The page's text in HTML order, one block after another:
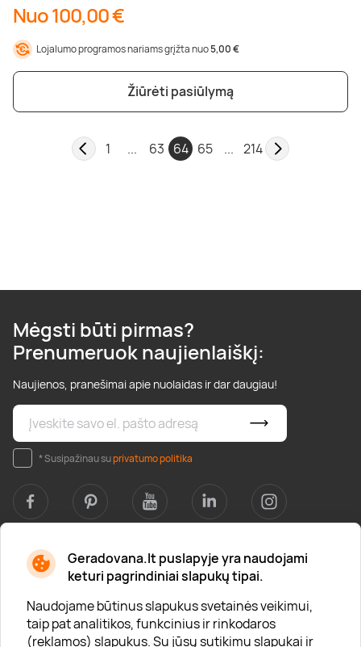
Geradovana.lt puslapyje yra naudojami
keturi pagrindiniai slapukų tipai.
Naudojame būtinus slapukus svetainės veikimui,
taip pat analitikos, funkcinius ir rinkodaros
(reklamos) slapukus. Su jūsų sutikimu slapukai ir
Nuo 100,00 €
Lojalumo programos nariams grįžta nuo5,00 €
Žiūrėti pasiūlymą
1 ... 63 64 65 ... 214
Mėgsti būti pirmas?
Prenumeruok naujienlaiškį:
Naujienos, pranešimai apie nuolaidas ir dar daugiau!
* Susipažinau suprivatumo politika
Apie mus
Apie „Gera Dovana“
Lojalumo klubas